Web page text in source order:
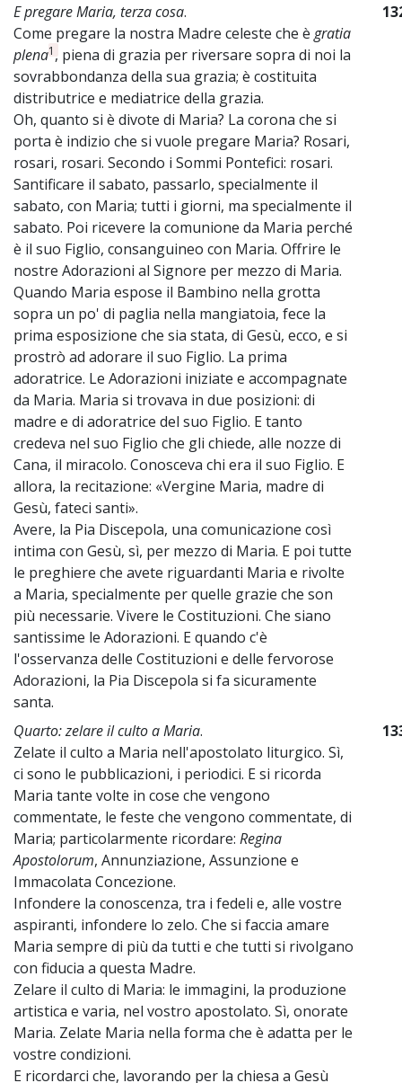
E pregare Maria, terza cosa.
Come pregare la nostra Madre celeste che è gratia
plena1 , piena di grazia per riversare sopra di noi la
sovrabbondanza della sua grazia; è costituita
distributrice e mediatrice della grazia.
Oh, quanto si è divote di Maria? La corona che si
porta è indizio che si vuole pregare Maria? Rosari,
rosari, rosari. Secondo i Sommi Pontefici: rosari.
Santificare il sabato, passarlo, specialmente il
sabato, con Maria; tutti i giorni, ma specialmente il
sabato. Poi ricevere la comunione da Maria perché
è il suo Figlio, consanguineo con Maria. Offrire le
nostre Adorazioni al Signore per mezzo di Maria.
Quando Maria espose il Bambino nella grotta
sopra un po' di paglia nella mangiatoia, fece la
prima esposizione che sia stata, di Gesù, ecco, e si
prostrò ad adorare il suo Figlio. La prima
adoratrice. Le Adorazioni iniziate e accompagnate
da Maria. Maria si trovava in due posizioni: di
madre e di adoratrice del suo Figlio. E tanto
credeva nel suo Figlio che gli chiede, alle nozze di
Cana, il miracolo. Conosceva chi era il suo Figlio. E
allora, la recitazione: «Vergine Maria, madre di
Gesù, fateci santi».
Avere, la Pia Discepola, una comunicazione così
intima con Gesù, sì, per mezzo di Maria. E poi tutte
le preghiere che avete riguardanti Maria e rivolte
a Maria, specialmente per quelle grazie che son
più necessarie. Vivere le Costituzioni. Che siano
santissime le Adorazioni. E quando c'è
l'osservanza delle Costituzioni e delle fervorose
Adorazioni, la Pia Discepola si fa sicuramente
santa.
Quarto: zelare il culto a Maria.
Zelate il culto a Maria nell'apostolato liturgico. Sì,
ci sono le pubblicazioni, i periodici. E si ricorda
Maria tante volte in cose che vengono
commentate, le feste che vengono commentate, di
Maria; particolarmente ricordare: Regina
Apostolorum, Annunziazione, Assunzione e
Immacolata Concezione.
Infondere la conoscenza, tra i fedeli e, alle vostre
aspiranti, infondere lo zelo. Che si faccia amare
Maria sempre di più da tutti e che tutti si rivolgano
con fiducia a questa Madre.
Zelare il culto di Maria: le immagini, la produzione
artistica e varia, nel vostro apostolato. Sì, onorate
Maria. Zelate Maria nella forma che è adatta per le
vostre condizioni.
E ricordarci che, lavorando per la chiesa a Gesù